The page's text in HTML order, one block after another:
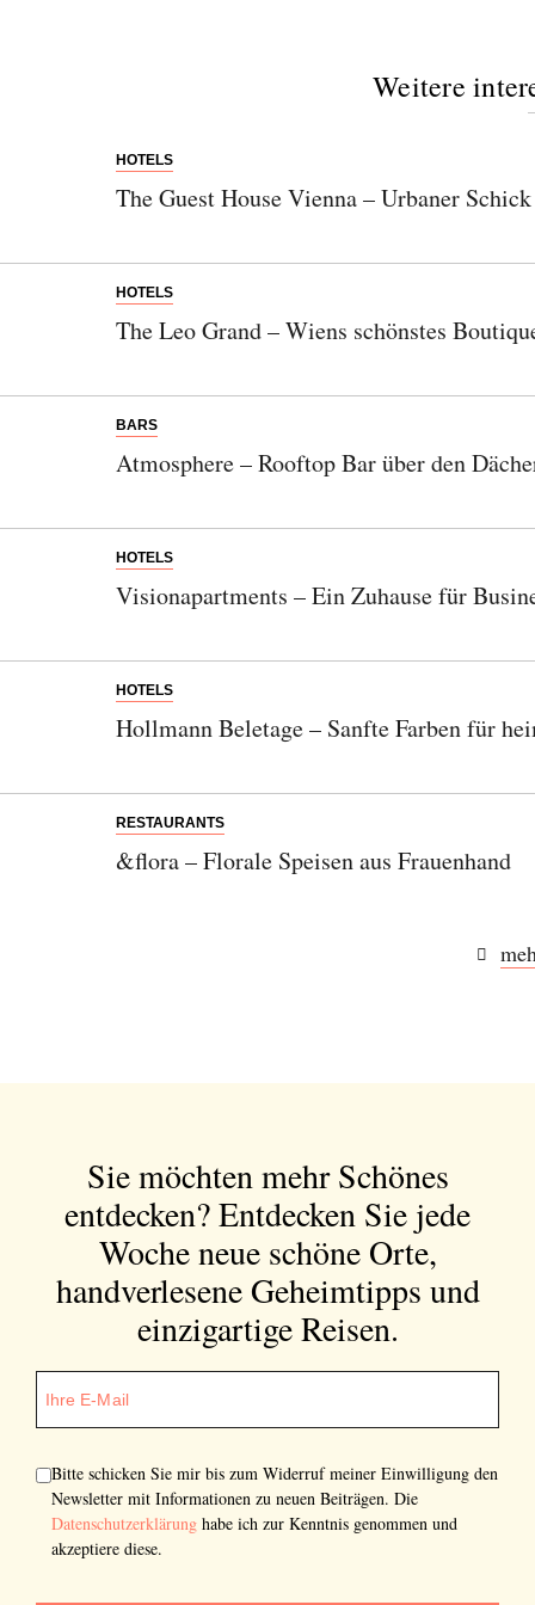
Weitere
HOTELS
The Guest House Vienna – Urbaner
HOTELS
The Leo Grand – Wiens schönstes
BARS
Atmosphere – Rooftop Bar über den
HOTELS
Visionapartments – Ein Zuhause für
HOTELS
Hollmann Beletage – Sanfte Farben für
RESTAURANTS
&flora – Florale Speisen aus Frauenhand
Sie möchten mehr Schönes
entdecken?Entdecken Sie jede
Woche neue schöne Orte,
handverlesene Geheimtipps und
einzigartige Reisen.
Bitte schicken Sie mir bis zum Widerruf meiner Einwilligung den
Newsletter mit Informationen zu neuen Beiträgen. Die
Datenschutzerklärung habe ich zur Kenntnis genommen und
akzeptiere diese.